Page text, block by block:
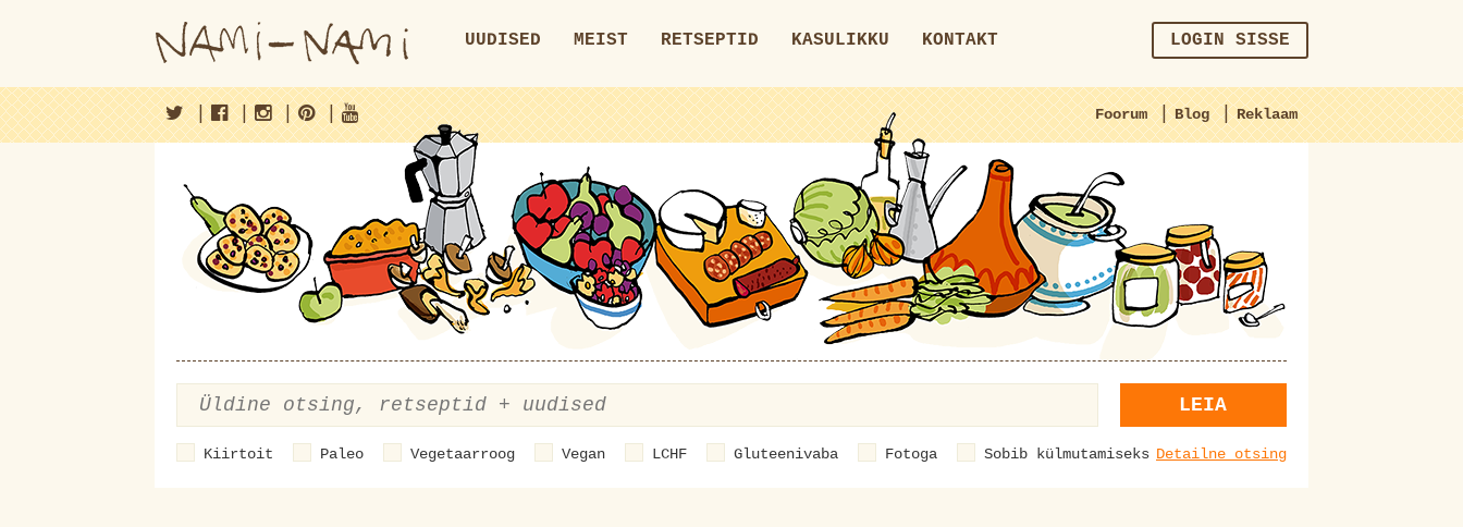
UUDISED MEIST RETSEPTID KASULIKKU KONTAKT LOGIN SISSE
Foorum | Blog | Reklaam
| | | |
LEIA
Kiirtoit Paleo Vegetaarroog Vegan LCHF Gluteenivaba Fotoga Sobib külmutamiseks Detailne otsing